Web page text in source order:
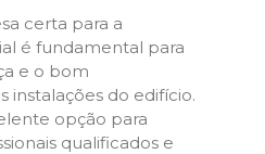
certa para a
é fundamental para
e o bom
instalações do edifício.
opção para
qualificados e